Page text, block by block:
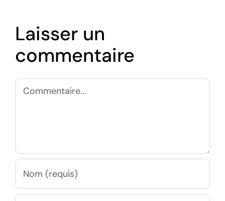
Laisser un
commentaire
Commentaire